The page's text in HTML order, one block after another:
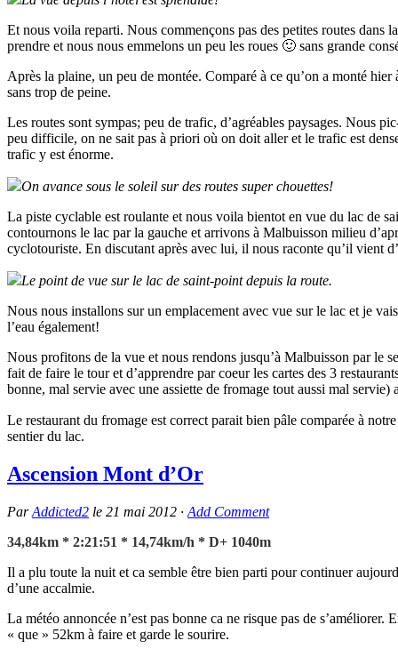
Et nous voila reparti. Nous commençons pas des petites routes dans
prendre et nous nous emmelons un peu les roues 🙂 sans grande
Après la plaine, un peu de montée. Comparé à ce qu’on a monté
sans trop de peine.
Les routes sont sympas; peu de trafic, d’agréables paysages. Nous
peu difficile, on ne sait pas à priori où on doit aller et le trafic est
trafic y est énorme.
On avance sous le soleil sur des routes super chouettes!
La piste cyclable est roulante et nous voila bientot en vue du lac de
contournons le lac par la gauche et arrivons à Malbuisson milieu
cyclotouriste. En discutant après avec lui, il nous raconte qu’il vient
Le point de vue sur le lac de saint-point depuis la route.
Nous nous installons sur un emplacement avec vue sur le lac et je
l’eau également!
Nous profitons de la vue et nous rendons jusqu’à Malbuisson par le
fait de faire le tour et d’apprendre par coeur les cartes des 3
bonne, mal servie avec une assiette de fromage tout aussi mal servie)
Le restaurant du fromage est correct parait bien pâle comparée à
sentier du lac.
Ascension Mont d’Or
ParAddicted2 le 21 mai 2012 · Add Comment
34,84km * 2:21:51 * 14,74km/h * D+ 1040m
Il a plu toute la nuit et ca semble être bien parti pour continuer
d’une accalmie.
La météo annoncée n’est pas bonne ca ne risque pas de
« que » 52km à faire et garde le sourire.